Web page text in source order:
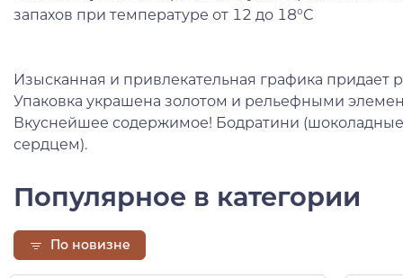
запахов при температуре от 12 до 18°С
Изысканная и привлекательная графика придает
Упаковка украшена золотом и рельефными
Вкуснейшее содержимое! Бодратини
сердцем).
Популярное в категории
По новизне